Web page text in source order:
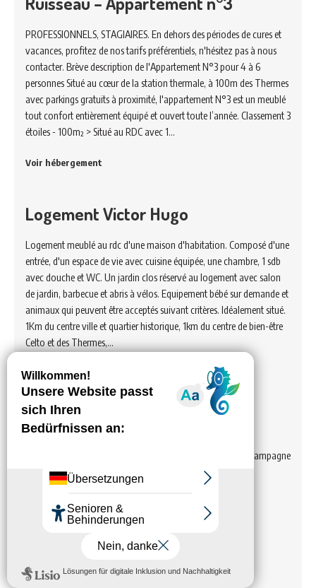
PROFESSIONNELS, STAGIAIRES. En dehors des périodes de cures et
vacances, profitez de nos tarifs préférentiels, n'hésitez pas à nous
contacter. Brève description de l'Appartement N°3 pour 4 à 6
personnes Situé au cœur de la station thermale, à 100m des Thermes
avec parkings gratuits à proximité, l'appartement N°3 est un meublé
tout confort entièrement équipé et ouvert toute l’année. Classement 3
étoiles - 100m² > Situé au RDC avec 1…
Voir hébergement
Logement Victor Hugo
Logement meublé au rdc d'une maison d'habitation. Composé d'une
entrée, d'un espace de vie avec cuisine équipée, une chambre, 1 sdb
avec douche et WC. Un jardin clos réservé au logement avec salon
de jardin, barbecue et abris à vélos. Equipement bébé sur demande et
animaux qui peuvent être acceptés suivant critères. Idéalement situé.
1Km du centre ville et quartier historique, 1km du centre de bien-être
Celto et des Thermes,…
Voir hébergement
M et Mme PETIT Serge
Petite maison classée meublé de tourisme 3 étoiles dans la campagne
de Bourbon-Lancy.
Voir hébergement
Meublé „M Mme POMMIER
Christophe“